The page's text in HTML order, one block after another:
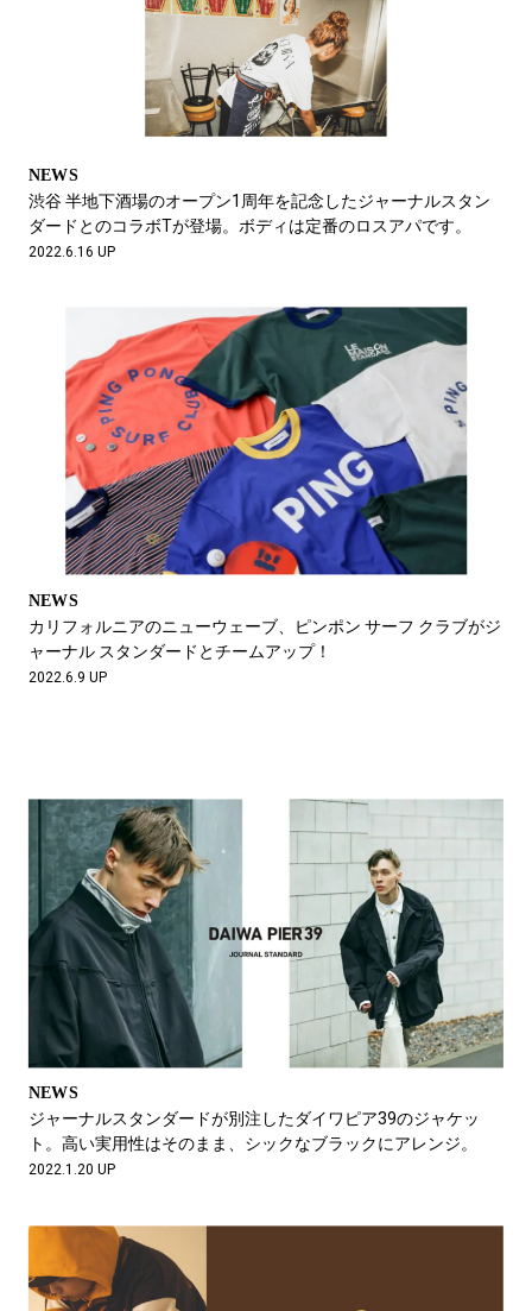
NEWS
渋谷 半地下酒場のオープン1周年を記念したジャーナルスタン
ダードとのコラボTが登場。ボディは定番のロスアパです。
2022.6.16 UP
NEWS
カリフォルニアのニューウェーブ、ピンポン サーフ クラブがジ
ャーナル スタンダードとチームアップ！
2022.6.9 UP
NEWS
ジャーナルスタンダードが別注したダイワピア39のジャケッ
ト。高い実用性はそのまま、シックなブラックにアレンジ。
2022.1.20 UP